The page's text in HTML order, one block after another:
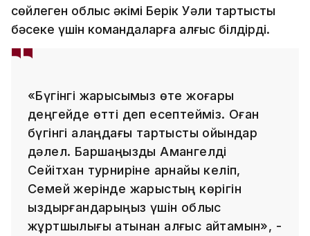
сөйлеген облыс әкімі Берік Уәли тартысты
бәсеке үшін командаларға алғыс білдірді.
«Бүгінгі жарысымыз өте жоғары
деңгейде өтті деп есептейміз. Оған
бүгінгі алаңдағы тартысты ойындар
дәлел. Баршаңызды Амангелді
Сейітхан турниріне арнайы келіп,
Семей жерінде жарыстың көрігін
қыздырғандарыңыз үшін облыс
жұртшылығы атынан алғыс айтамын», -